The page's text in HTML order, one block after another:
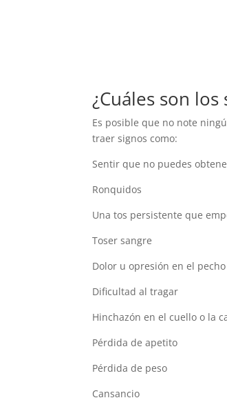
¿Cuáles son
Es posible que no note
traer signos como:
Sentir que no puedes
Ronquidos
Una tos persistente que
Toser sangre
Dolor u opresión en el pecho
Dificultad al tragar
Hinchazón en el cuello o la
Pérdida de apetito
Pérdida de peso
Cansancio